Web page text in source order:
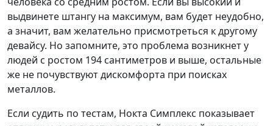
выдвинете штангу на максимум, вам будет неудобно,
а значит, вам желательно присмотреться к другому
девайсу. Но запомните, это проблема возникнет у
людей с ростом 194 сантиметров и выше, остальные
же не почувствуют дискомфорта при поисках
металлов.
Если судить по тестам, Нокта Симплекс показывает